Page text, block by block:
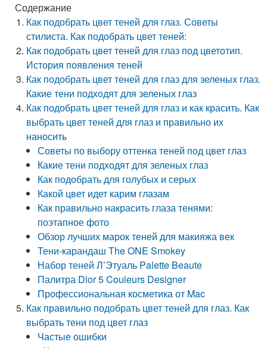
Содержание
Как подобрать цвет теней для глаз. Советы
стилиста. Как подобрать цвет теней:
Как подобрать цвет теней для глаз под цветотип.
История появления теней
Как подобрать цвет теней для глаз для зеленых глаз.
Какие тени подходят для зеленых глаз
Как подобрать цвет теней для глаз и как красить. Как
выбрать цвет теней для глаз и правильно их
наносить
Советы по выбору оттенка теней под цвет глаз
Какие тени подходят для зеленых глаз
Как подобрать для голубых и серых
Какой цвет идет карим глазам
Как правильно накрасить глаза тенями:
поэтапное фото
Обзор лучших марок теней для макияжа век
Тени-карандаш The ONE Smokey
Набор теней Л’Этуаль Palette Beaute
Палитра Dior 5 Couleurs Designer
Профессиональная косметика от Mac
Как правильно подобрать цвет теней для глаз. Как
выбрать тени под цвет глаз
Частые ошибки